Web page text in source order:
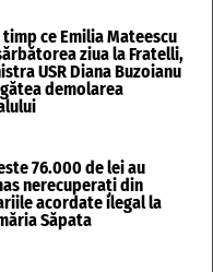
timp ce Emilia Mateescu
ziua la Fratelli,
USR Diana Buzoianu
demolarea
76.000 de lei au
nerecuperați din
acordate ilegal la
Săpata